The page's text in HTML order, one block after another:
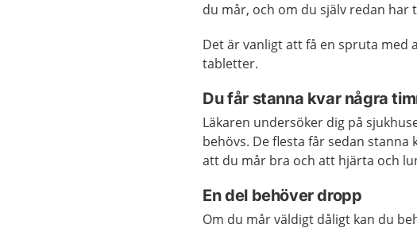
du mår, och om du själv redan har
Det är vanligt att få en spruta
tabletter.
Du får stanna kvar några
Läkaren undersöker dig på
behövs. De flesta får sedan
att du mår bra och att hjärta och
En del behöver dropp
Om du mår väldigt dåligt kan du